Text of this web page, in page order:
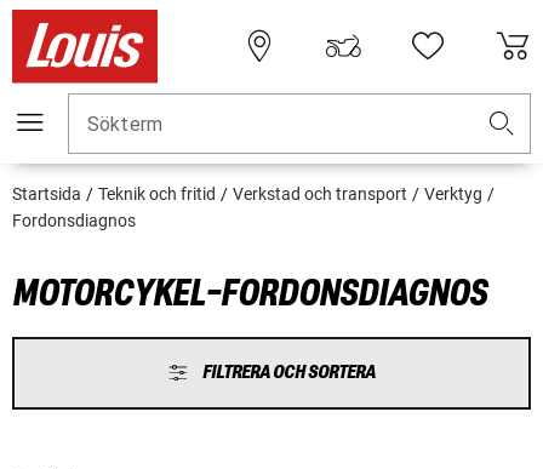
Sökterm
Startsida Teknik och fritid Verkstad och transport
Verktyg
Fordonsdiagnos
MOTORCYKEL-FORDONSDIAGNOS
FILTRERA OCH SORTERA